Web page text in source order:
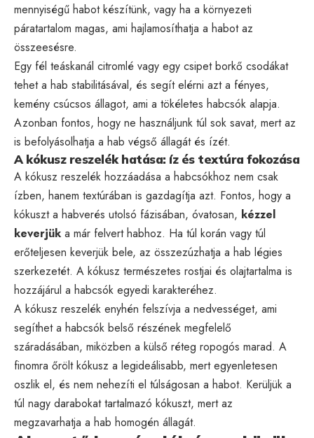
mennyiségű habot készítünk, vagy ha a környezeti
páratartalom magas, ami hajlamosíthatja a habot az
összeesésre.
Egy fél teáskanál citromlé vagy egy csipet borkő csodákat
tehet a hab stabilitásával, és segít elérni azt a fényes,
kemény csúcsos állagot, ami a tökéletes habcsók alapja.
Azonban fontos, hogy ne használjunk túl sok savat, mert az
is befolyásolhatja a hab végső állagát és ízét.
A kókusz reszelék hatása: íz és textúra fokozása
A kókusz reszelék hozzáadása a habcsókhoz nem csak
ízben, hanem textúrában is gazdagítja azt. Fontos, hogy a
kókuszt a habverés utolsó fázisában, óvatosan, kézzel
keverjük a már felvert habhoz. Ha túl korán vagy túl
erőteljesen keverjük bele, az összezúzhatja a hab légies
szerkezetét. A kókusz természetes rostjai és olajtartalma is
hozzájárul a habcsók egyedi karakteréhez.
A kókusz reszelék enyhén felszívja a nedvességet, ami
segíthet a habcsók belső részének megfelelő
száradásában, miközben a külső réteg ropogós marad. A
finomra őrölt kókusz a legideálisabb, mert egyenletesen
oszlik el, és nem nehezíti el túlságosan a habot. Kerüljük a
túl nagy darabokat tartalmazó kókuszt, mert az
megzavarhatja a hab homogén állagát.